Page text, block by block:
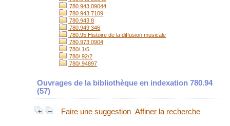
780.943 09044
780.943 7109
780.943 8
780.949 346
780.95 Histoire de la diffusion musicale
780.973 0904
780/.1/5
780/.92/2
780/.94897
Ouvrages de la bibliothèque en indexation 780.94
(57)
Faire une suggestion Affiner la recherche